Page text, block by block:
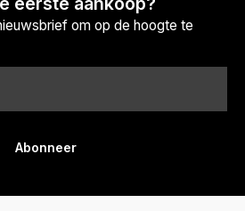
om op de hoogte te
Abonneer